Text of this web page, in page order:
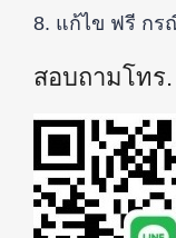
8. แก้ไข ฟรี กร
สอบถามโทร.